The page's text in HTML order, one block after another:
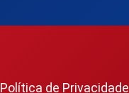
Política de Privacidade